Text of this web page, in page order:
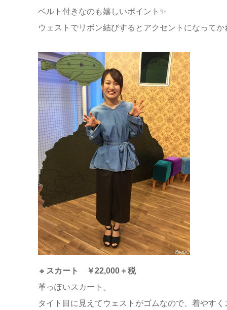
ベルト付きなのも嬉しいポイント✨
ウェストでリボン結びするとアクセントになってか
🔸 スカート ￥22,000＋税
革っぽいスカート。
タイト目に見えてウェストがゴムなので、着やす